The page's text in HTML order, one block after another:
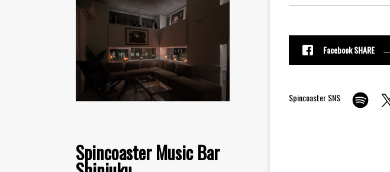
Spincoaster Music Bar
Facebook SHARE
Spincoaster SNS